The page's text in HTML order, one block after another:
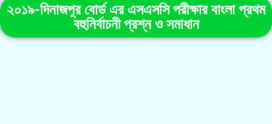
২০১৯-দিনাজপুর বোর্ড এর এসএসসি পরীক্ষার বাংলা প্রথম
বহুনির্বাচনী প্রশ্ন ও সমাধান